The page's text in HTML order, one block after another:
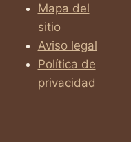
Mapa del
sitio
Aviso legal
Política de
privacidad